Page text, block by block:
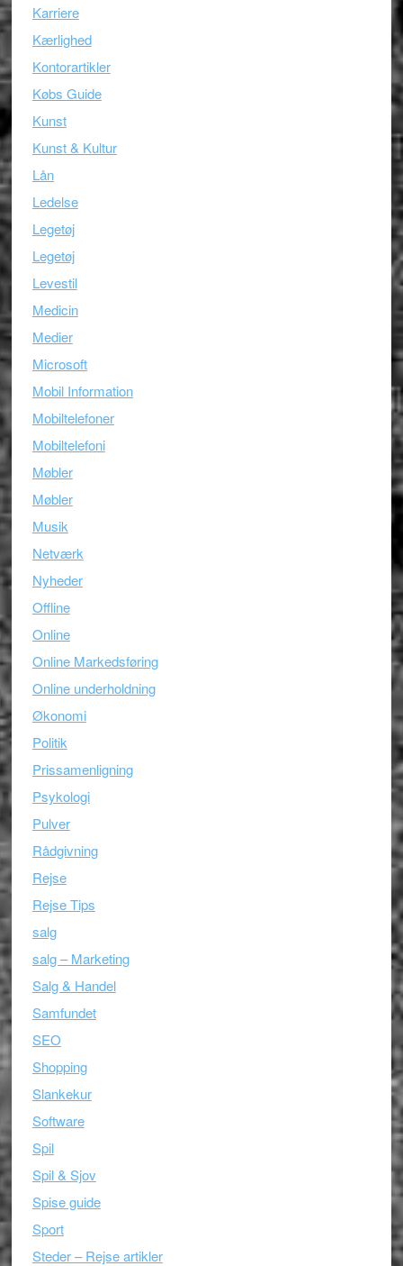
Karriere
Kærlighed
Kontorartikler
Købs Guide
Kunst
Kunst & Kultur
Lån
Ledelse
Legetøj
Legetøj
Levestil
Medicin
Medier
Microsoft
Mobil Information
Mobiltelefoner
Mobiltelefoni
Møbler
Møbler
Musik
Netværk
Nyheder
Offline
Online
Online Markedsføring
Online underholdning
Økonomi
Politik
Prissamenligning
Psykologi
Pulver
Rådgivning
Rejse
Rejse Tips
salg
salg – Marketing
Salg & Handel
Samfundet
SEO
Shopping
Slankekur
Software
Spil
Spil & Sjov
Spise guide
Sport
Steder – Rejse artikler